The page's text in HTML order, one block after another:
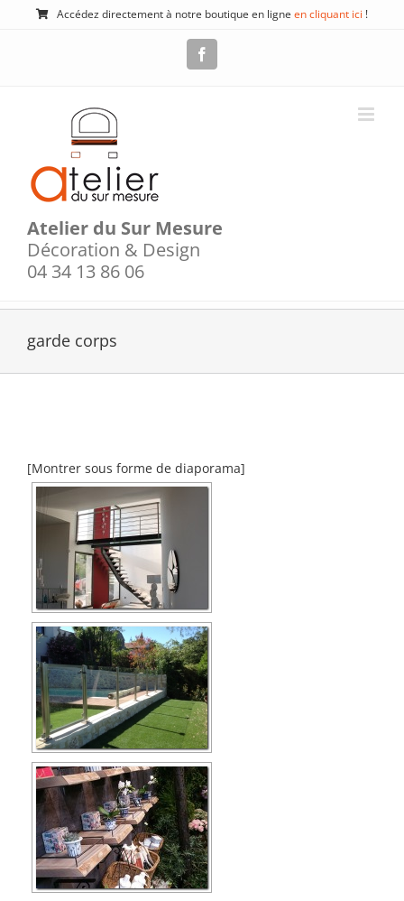
Passer
Accédez directement à notre boutique en ligne en cliquant ici !
Atelier du Sur Mesure
Décoration & Design
04 34 13 86 06
garde corps
[Montrer sous forme de diaporama]